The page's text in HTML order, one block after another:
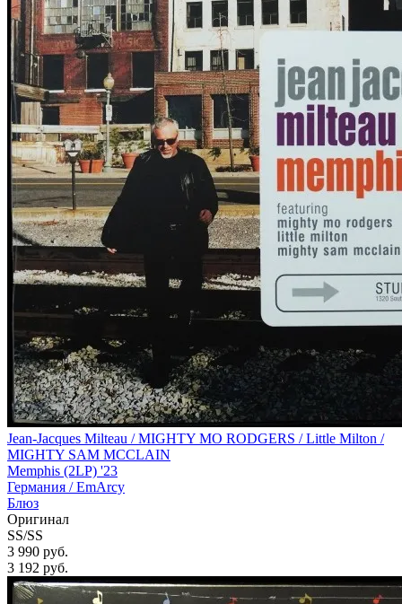
Jean-Jacques Milteau / MIGHTY MO RODGERS / Little Milton /
MIGHTY SAM MCCLAIN
Memphis (2LP) '23
Германия /EmArcy
Блюз
Оригинал
SS/SS
3 990 руб.
3 192 руб.